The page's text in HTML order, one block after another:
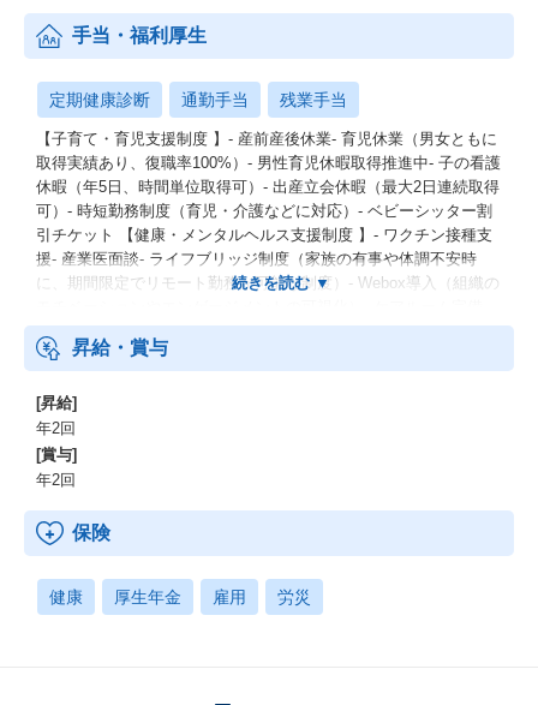
手当・福利厚生
定期健康診断 通勤手当 残業手当
【子育て・育児支援制度 】- 産前産後休業- 育児休業（男女ともに
取得実績あり、復職率100%）- 男性育児休暇取得推進中- 子の看護
休暇（年5日、時間単位取得可）- 出産立会休暇（最大2日連続取得
可）- 時短勤務制度（育児・介護などに対応）- ベビーシッター割
引チケット 【健康・メンタルヘルス支援制度 】- ワクチン接種支
援- 産業医面談- ライフブリッジ制度（家族の有事や体調不安時
に、期間限定でリモート勤務が可能な制度）- Webox導入（組織の
昇給・賞与
[昇給]
年2回
[賞与]
年2回
保険
健康 厚生年金 雇用 労災